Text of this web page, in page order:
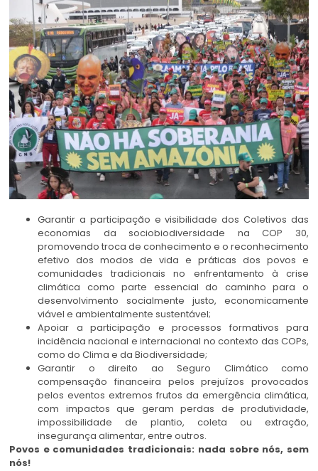
Garantir a participação e visibilidade dos Coletivos das
economias da sociobiodiversidade na COP 30,
promovendo troca de conhecimento e o reconhecimento
efetivo dos modos de vida e práticas dos povos e
comunidades tradicionais no enfrentamento à crise
climática como parte essencial do caminho para o
desenvolvimento socialmente justo, economicamente
viável e ambientalmente sustentável;
Apoiar a participação e processos formativos para
incidência nacional e internacional no contexto das COPs,
como do Clima e da Biodiversidade;
Garantir o direito ao Seguro Climático como
compensação financeira pelos prejuízos provocados
pelos eventos extremos frutos da emergência climática,
com impactos que geram perdas de produtividade,
impossibilidade de plantio, coleta ou extração,
insegurança alimentar, entre outros.
Povos e comunidades tradicionais: nada sobre nós, sem
nós!